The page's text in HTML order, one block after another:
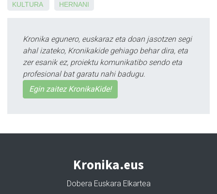
KULTURA HERNANI
Kronika egunero, euskaraz eta doan jasotzen segi
ahal izateko, Kronikakide gehiago behar dira, eta
zer esanik ez, proiektu komunikatibo sendo eta
profesional bat garatu nahi badugu.
Egin zaitez KronikaKide!
Kronika.eus
Dobera Euskara Elkartea